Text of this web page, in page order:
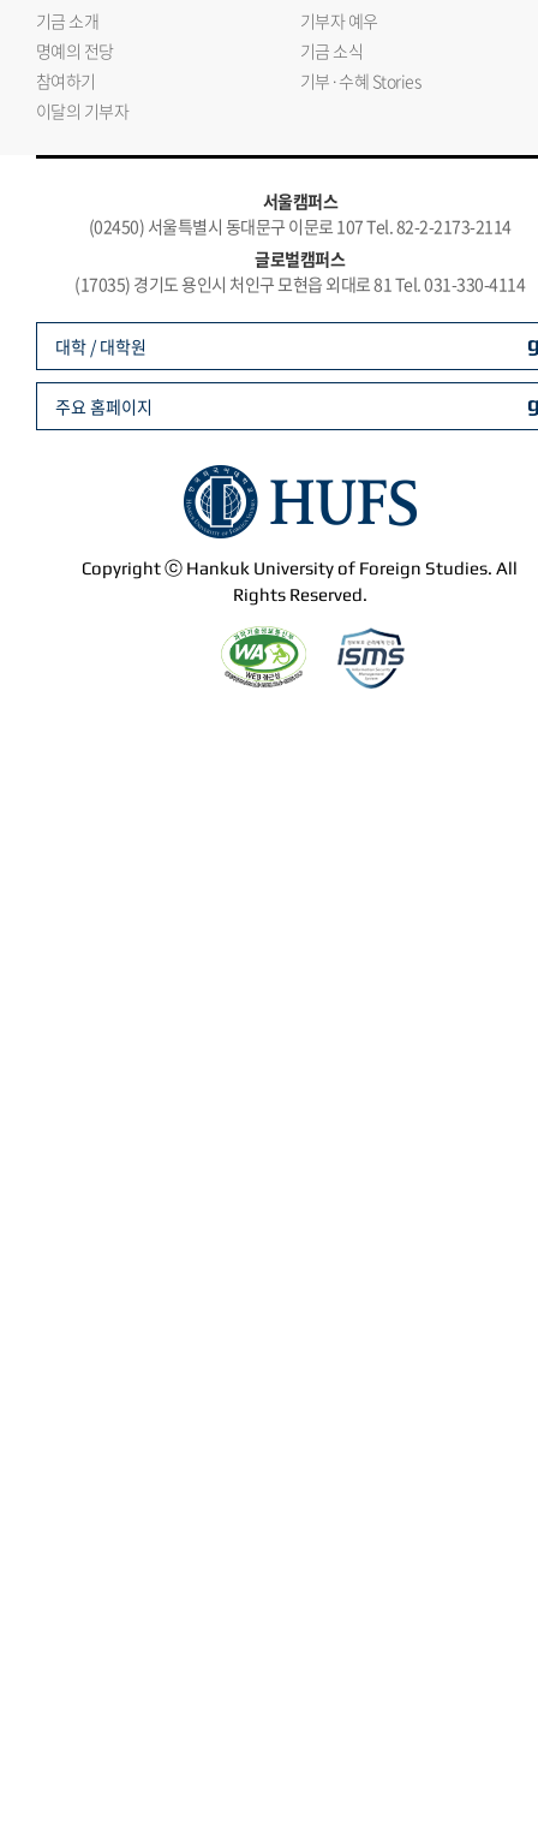
기금 소개
기부자 예우
명예의 전당
기금 소식
참여하기
기부·수혜 Stories
이달의 기부자
서울캠퍼스
(02450) 서울특별시 동대문구 이문로 107 Tel. 82-2-2173-2114
글로벌캠퍼스
(17035) 경기도 용인시 처인구 모현읍 외대로 81 Tel. 031-330-4114
Copyright ⓒ Hankuk University of Foreign Studies. All
Rights Reserved.
대학 / 대학원
주요 홈페이지